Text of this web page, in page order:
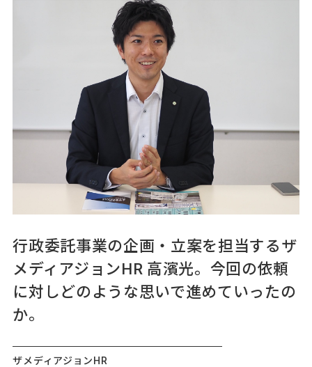
行政委託事業の企画・立案を担当するザ
メディアジョンHR 高濱光。今回の依頼
に対しどのような思いで進めていったの
か。
ザメディアジョンHR